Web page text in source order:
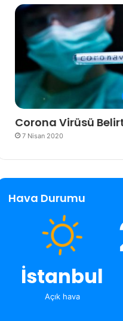
Corona Virüsü
7 Nisan 2020
Hava Durumu
İstanbul
Açık hava